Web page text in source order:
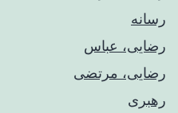
رسانه
رضایی، عباس
رضایی، مرتضی
رهبری